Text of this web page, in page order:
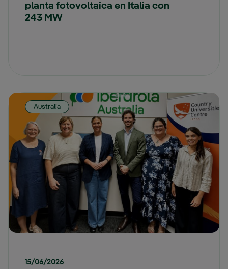
planta fotovoltaica en Italia con
243 MW
Australia
15/06/2026